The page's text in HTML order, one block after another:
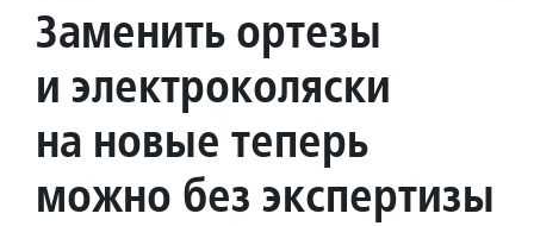
Заменить ортезы
и электроколяски
на новые теперь
можно без экспертизы